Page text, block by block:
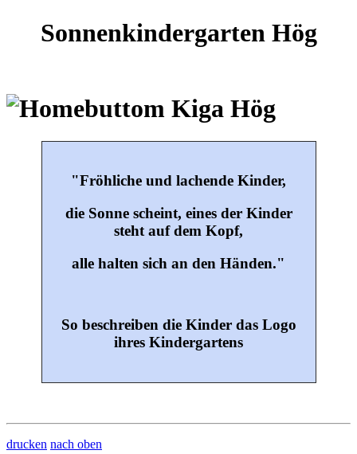
Sonnenkindergarten Hög
"Fröhliche und lachende Kinder,
die Sonne scheint, eines der Kinder
steht auf dem Kopf,
alle halten sich an den Händen."
So beschreiben die Kinder das Logo
ihres Kindergartens
drucken nach oben